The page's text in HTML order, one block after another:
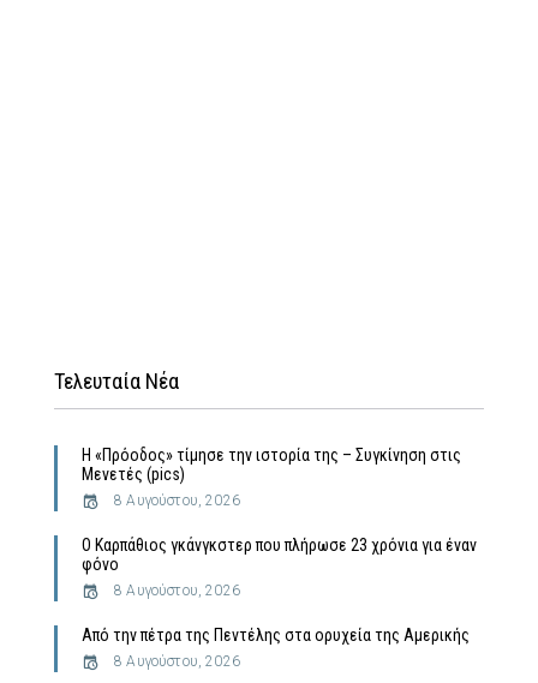
Τελευταία Νέα
Η «Πρόοδος» τίμησε την ιστορία της – Συγκίνηση στις
Μενετές (pics)
8 Αυγούστου, 2026
Ο Καρπάθιος γκάνγκστερ που πλήρωσε 23 χρόνια για έναν
φόνο
8 Αυγούστου, 2026
Από την πέτρα της Πεντέλης στα ορυχεία της Αμερικής
8 Αυγούστου, 2026